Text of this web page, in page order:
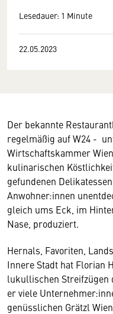
Lesedauer: 1 Minute
22.05.2023
Der bekannte
regelmäßig auf W24 -
Wirtschaftskammer
kulinarischen
gefundenen
Anwohner:innen
gleich ums Eck, im
Nase, produziert.
Hernals, Favoriten,
Innere Stadt hat Florian
lukullischen
er viele
genüsslichen Grätzl